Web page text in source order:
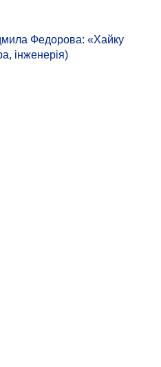
Федорова: «Хайку
інженерія)